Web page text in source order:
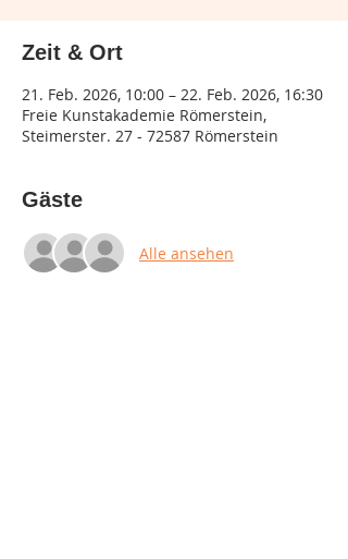
Zeit & Ort
21. Feb. 2026, 10:00 – 22. Feb. 2026, 16:30
Freie Kunstakademie Römerstein,
Steimerster. 27 - 72587 Römerstein
Gäste
Alle ansehen